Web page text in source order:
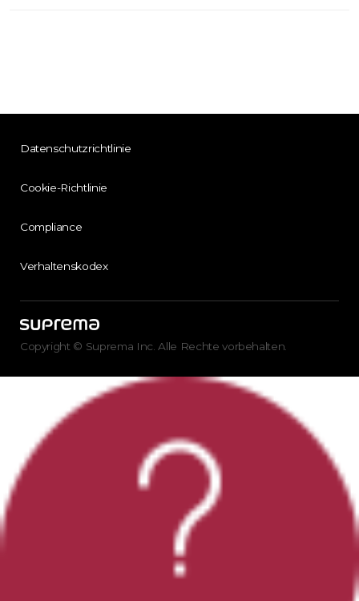
Datenschutzrichtlinie
Cookie-Richtlinie
Compliance
Verhaltenskodex
Copyright © Suprema Inc. Alle Rechte vorbehalten.